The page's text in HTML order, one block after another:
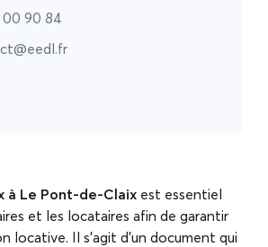
à Le Pont-de-Claix est essentiel
et les locataires afin de garantir
locative. Il s’agit d’un document qui
00 90 84